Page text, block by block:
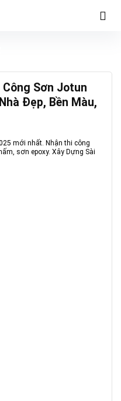
Công Sơn Jotun
Đẹp, Bền Màu,
mới nhất. Nhận thi công
sơn epoxy. Xây Dựng Sài